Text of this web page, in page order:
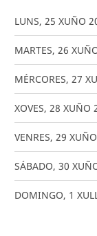
LUNS, 25 XUÑO
MARTES, 26
MÉRCORES, 27
XOVES, 28 XUÑO
VENRES, 29 XUÑO
SÁBADO, 30
DOMINGO, 1